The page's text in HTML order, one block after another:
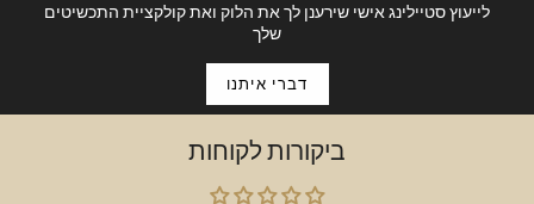
לייעוץ סטיילינג אישי שירענן לך את הלוק ואת קולקציית התכשיטים
שלך
דברי איתנו
ביקורות לקוחות